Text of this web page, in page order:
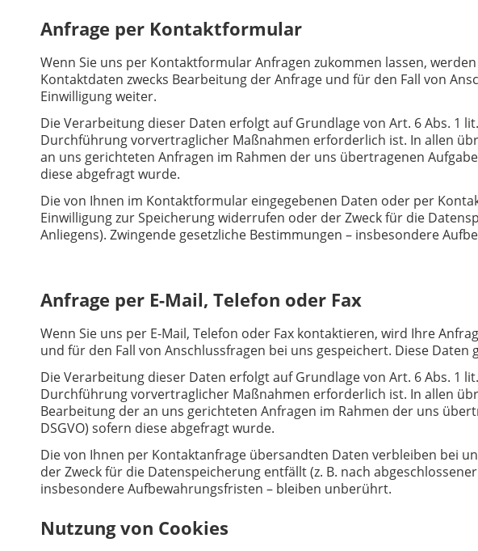
Anfrage per Kontaktformular
Wenn Sie uns per Kontaktformular Anfragen zukommen lassen,
Kontaktdaten zwecks Bearbeitung der Anfrage und für den Fall von
Einwilligung weiter.
Die Verarbeitung dieser Daten erfolgt auf Grundlage von Art. 6 Abs. 1
Durchführung vorvertraglicher Maßnahmen erforderlich ist. In allen
an uns gerichteten Anfragen im Rahmen der uns übertragenen
diese abgefragt wurde.
Die von Ihnen im Kontaktformular eingegebenen Daten oder per
Einwilligung zur Speicherung widerrufen oder der Zweck für die
Anliegens). Zwingende gesetzliche Bestimmungen – insbesondere
Anfrage per E-Mail, Telefon oder Fax
Wenn Sie uns per E-Mail, Telefon oder Fax kontaktieren, wird Ihre
und für den Fall von Anschlussfragen bei uns gespeichert. Diese
Die Verarbeitung dieser Daten erfolgt auf Grundlage von Art. 6 Abs. 1
Durchführung vorvertraglicher Maßnahmen erforderlich ist. In allen
Bearbeitung der an uns gerichteten Anfragen im Rahmen der uns
DSGVO) sofern diese abgefragt wurde.
Die von Ihnen per Kontaktanfrage übersandten Daten verbleiben bei
der Zweck für die Datenspeicherung entfällt (z. B. nach
insbesondere Aufbewahrungsfristen – bleiben unberührt.
Nutzung von Cookies